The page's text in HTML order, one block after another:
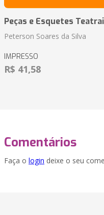
Peças e Esquetes
Peterson Soares da Silva
IMPRESSO
R$ 41,58
Comentários
Faça o login deixe o seu